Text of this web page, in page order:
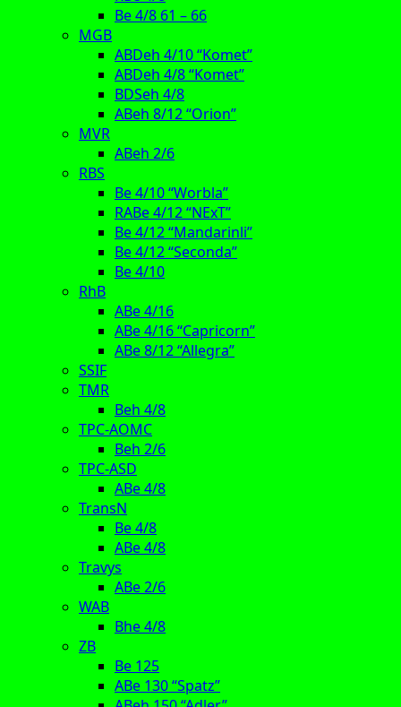
Be 4/8 61 – 66
MGB
ABDeh 4/10 “Komet”
ABDeh 4/8 “Komet”
BDSeh 4/8
ABeh 8/12 “Orion”
MVR
ABeh 2/6
RBS
Be 4/10 “Worbla”
RABe 4/12 “NExT”
Be 4/12 “Mandarinli”
Be 4/12 “Seconda”
Be 4/10
RhB
ABe 4/16
ABe 4/16 “Capricorn”
ABe 8/12 “Allegra”
SSIF
TMR
Beh 4/8
TPC-AOMC
Beh 2/6
TPC-ASD
ABe 4/8
TransN
Be 4/8
ABe 4/8
Travys
ABe 2/6
WAB
Bhe 4/8
ZB
Be 125
ABe 130 “Spatz”